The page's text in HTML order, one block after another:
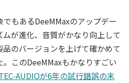
もあるDeeMMaxのアップデー
ムが進化、音質がかなり向上して
のバージョンを上げて確かめて
このDeeMMaxもかなりすごい
AUDIOが6年の試行錯誤の末